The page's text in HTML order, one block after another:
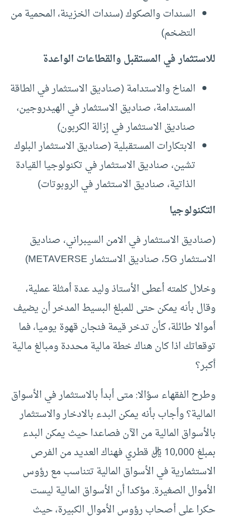
السندات والصكوك (سندات الخزينة، المحمية من
التضخم)
للاستثمار في المستقبل والقطاعات الواعدة
المناخ والاستدامة (صناديق الاستثمار في الطاقة
المستدامة، صناديق الاستثمار في الهيدروجين،
صناديق الاستثمار في إزالة الكربون)
الابتكارات المستقبلية (صناديق الاستثمار البلوك
تشين، صناديق الاستثمار في تكنولوجيا القيادة
الذاتية، صناديق الاستثمار في الروبوتات)
التكنولوجيا
(صناديق الاستثمار في الامن السيبراني، صناديق
الاستثمار 5G، صناديق الاستثمار METAVERSE)
وخلال كلمته أعطى الأستاذ وليد عدة أمثلة عملية،
وقال بأنه يمكن حتى للمبلغ البسيط المدخر أن يضيف
أموالا طائلة، كأن تدخر قيمة فنجان قهوة يوميا، فما
توقعاتك اذا كان هناك خطة مالية محددة ومبالغ مالية
أكبر؟
وطرح الفقهاء سؤالا: متى أبدأ بالاستثمار في الأسواق
المالية؟ وأجاب بأنه يمكن البدء بالادخار والاستثمار
بالأسواق المالية من الآن فصاعدا حيث يمكن البدء
بمبلغ 10,000 ريال قطري فهناك العديد من الفرص
الاستثمارية في الأسواق المالية تتناسب مع رؤوس
الأموال الصغيرة. مؤكدا أن الأسواق المالية ليست
حكرا على أصحاب رؤوس الأموال الكبيرة، حيث